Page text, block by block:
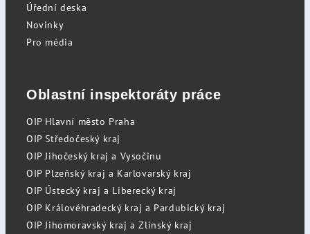
Úřední deska
Novinky
Pro média
Oblastní inspektoráty práce
OIP Hlavní město Praha
OIP Středočeský kraj
OIP Jihočeský kraj a Vysočinu
OIP Plzeňský kraj a Karlovarský kraj
OIP Ústecký kraj a Liberecký kraj
OIP Královéhradecký kraj a Pardubický kraj
OIP Jihomoravský kraj a Zlínský kraj